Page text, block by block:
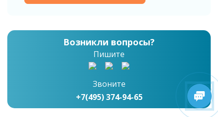
Возникли вопросы?
Пишите
Звоните
+7(495) 374-94-65